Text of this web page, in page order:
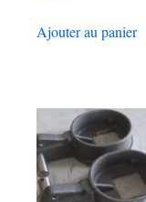
Ajouter au panier